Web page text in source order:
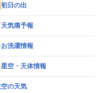
初日の出
天気痛予報
お洗濯情報
星空・天体情報
空の天気